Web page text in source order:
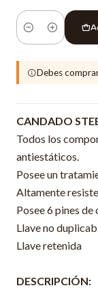
Cantidad
Debes
CANDADO
Todos los
antiestáticos.
Posee un
Altamente
Posee 6 pines
Llave no
Llave retenida
DESCRIPCIÓN: